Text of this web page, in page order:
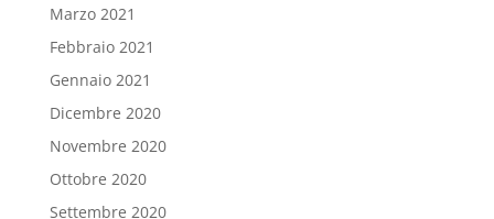
Marzo 2021
Febbraio 2021
Gennaio 2021
Dicembre 2020
Novembre 2020
Ottobre 2020
Settembre 2020